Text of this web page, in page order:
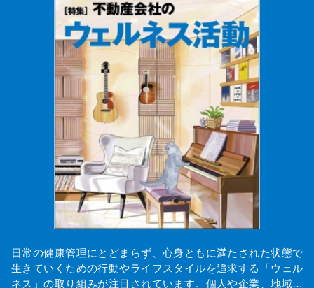
日常の健康管理にとどまらず、心身ともに満たされた状態で
生きていくための行動やライフスタイルを追求する「ウェル
ネス」の取り組みが注目されています。個人や企業、地域…